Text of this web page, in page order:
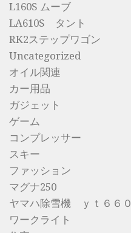
L160S ムーブ
LA610S タント
RK2ステップワゴン
Uncategorized
オイル関連
カー用品
ガジェット
ゲーム
コンプレッサー
スキー
ファッション
マグナ250
ヤマハ除雪機 ｙｔ６６０
ワークライト